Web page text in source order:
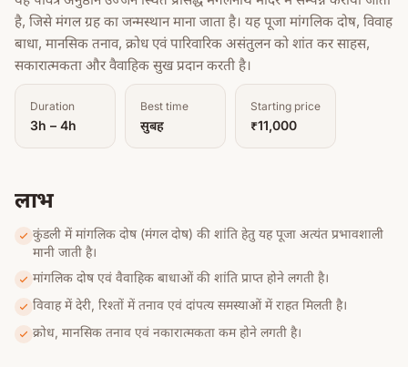
है, जिसे मंगल ग्रह का जन्मस्थान माना जाता है। यह पूजा मांगलिक दोष, विवाह
बाधा, मानसिक तनाव, क्रोध एवं पारिवारिक असंतुलन को शांत कर साहस,
सकारात्मकता और वैवाहिक सुख प्रदान करती है।
Duration
3h – 4h
Best time
सुबह
Starting price
₹11,000
लाभ
कुंडली में मांगलिक दोष (मंगल दोष) की शांति हेतु यह पूजा अत्यंत प्रभावशाली
मानी जाती है।
मांगलिक दोष एवं वैवाहिक बाधाओं की शांति प्राप्त होने लगती है।
विवाह में देरी, रिश्तों में तनाव एवं दांपत्य समस्याओं में राहत मिलती है।
क्रोध, मानसिक तनाव एवं नकारात्मकता कम होने लगती है।